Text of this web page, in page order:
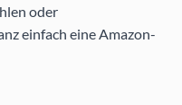
oder
einfach eine Amazon-